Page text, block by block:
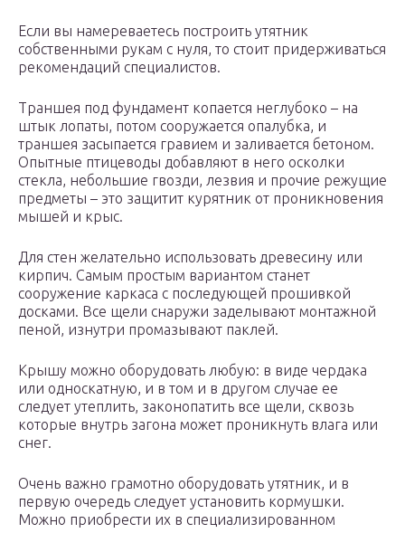
Если вы намереваетесь построить утятник
собственными рукам с нуля, то стоит придерживаться
рекомендаций специалистов.
Траншея под фундамент копается неглубоко – на
штык лопаты, потом сооружается опалубка, и
траншея засыпается гравием и заливается бетоном.
Опытные птицеводы добавляют в него осколки
стекла, небольшие гвозди, лезвия и прочие режущие
предметы – это защитит курятник от проникновения
мышей и крыс.
Для стен желательно использовать древесину или
кирпич. Самым простым вариантом станет
сооружение каркаса с последующей прошивкой
досками. Все щели снаружи заделывают монтажной
пеной, изнутри промазывают паклей.
Крышу можно оборудовать любую: в виде чердака
или односкатную, и в том и в другом случае ее
следует утеплить, законопатить все щели, сквозь
которые внутрь загона может проникнуть влага или
снег.
Очень важно грамотно оборудовать утятник, и в
первую очередь следует установить кормушки.
Можно приобрести их в специализированном